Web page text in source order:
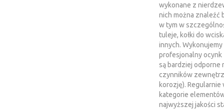
wykonane z
nich można znaleźć
w tym w
tuleje, kołki do
innych.
profesjonalny ocynk
są bardziej odporne
czynników
korozję).
kategorie
najwyższej jakości